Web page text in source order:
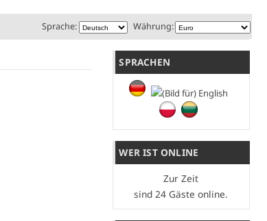
Währung:
Sprache:
SPRACHEN
WER IST ONLINE
Zur Zeit
sind 24 Gäste online.